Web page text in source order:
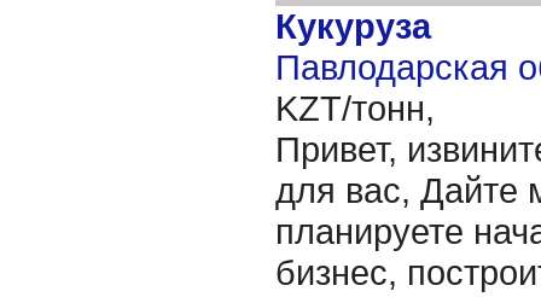
Кукуруза
Павлодарская
KZT/тонн,
Привет,
для вас, Дайте
планируете
бизнес,